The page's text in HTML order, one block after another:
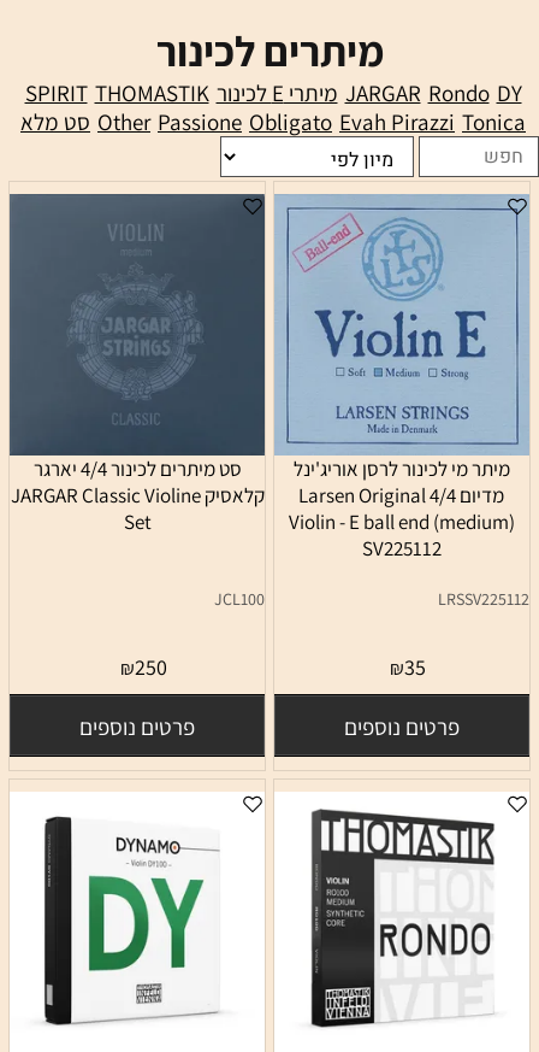
מיתרים לכינור
DY
Rondo
JARGAR מיתרי E לכינור THOMASTIK
SPIRIT
Tonica
Evah Pirazzi
Obligato
Passione
Other סט מלא
מיתר מי לכינור לרסן אוריג'ינל
מדיום 4/4 Larsen Original
Violin - E ball end (medium)
SV225112
LRSSV225112
₪35
פרטים נוספים
סט מיתרים לכינור 4/4 יארגר
קלאסיק JARGAR Classic Violine
Set
JCL100
₪250
פרטים נוספים